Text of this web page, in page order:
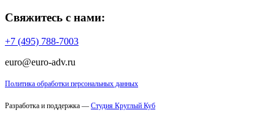
Свяжитесь с нами:
+7 (495) 788-7003
euro@euro-adv.ru
Политика обработки персональных данных
Разработка и поддержка — Студия Круглый Куб